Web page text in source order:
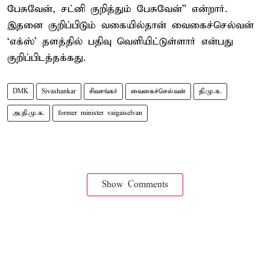
பேசுவேன், சட்னி குறித்தும் பேசுவேன்” என்றார்.
இதனை குறிப்பிடும் வகையில்தான் வைகைச்செல்வன்
‘எக்ஸ்’ தளத்தில் பதிவு வெளியிட்டுள்ளார் என்பது
குறிப்பிடத்தக்கது.
DMK Sivashankar சிவசங்கர் வைகைச்செல்வன் தி.மு.க.
அ.தி.மு.க. former minister vaigaiselvan
Show Comments